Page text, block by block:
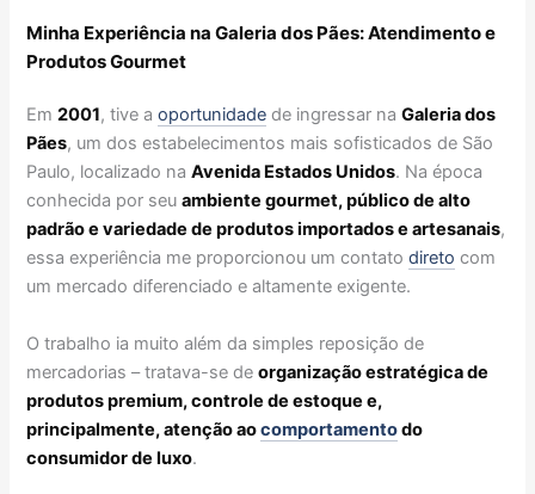
Minha Experiência na Galeria dos Pães: Atendimento e
Produtos Gourmet
Em2001, tive aoportunidade de ingressar naGaleria dos
Pães, um dos estabelecimentos mais sofisticados de São
Paulo, localizado naAvenida Estados Unidos. Na época
conhecida por seuambiente gourmet, público de alto
padrão e variedade de produtos importados e artesanais,
essa experiência me proporcionou um contatodireto com
um mercado diferenciado e altamente exigente.
O trabalho ia muito além da simples reposição de
mercadorias – tratava-se deorganização estratégica de
produtos premium, controle de estoque e,
principalmente, atenção aocomportamentodo
consumidor de luxo.